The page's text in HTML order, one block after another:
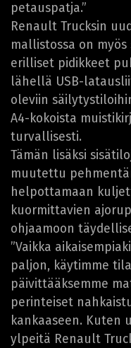
petauspatja.”
Renault Trucksin
mallistossa on
erilliset pidikkeet
lähellä USB-
oleviin
A4-kokoista
turvallisesti.
Tämän lisäksi
muutettu
helpottamaan
kuormittavien
ohjaamoon
”Vaikka
paljon, käytimme
päivittääksemme
perinteiset
kankaaseen. Kuten
ylpeitä Renault